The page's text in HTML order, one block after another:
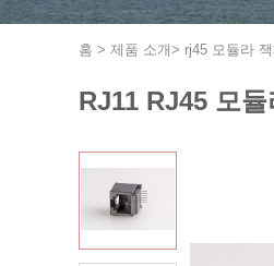
홈 > 제품 소개> rj45 모듈라 잭
RJ11 RJ45 모